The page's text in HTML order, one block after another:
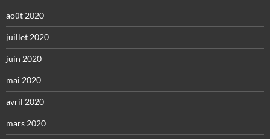
août 2020
juillet 2020
juin 2020
mai 2020
avril 2020
mars 2020